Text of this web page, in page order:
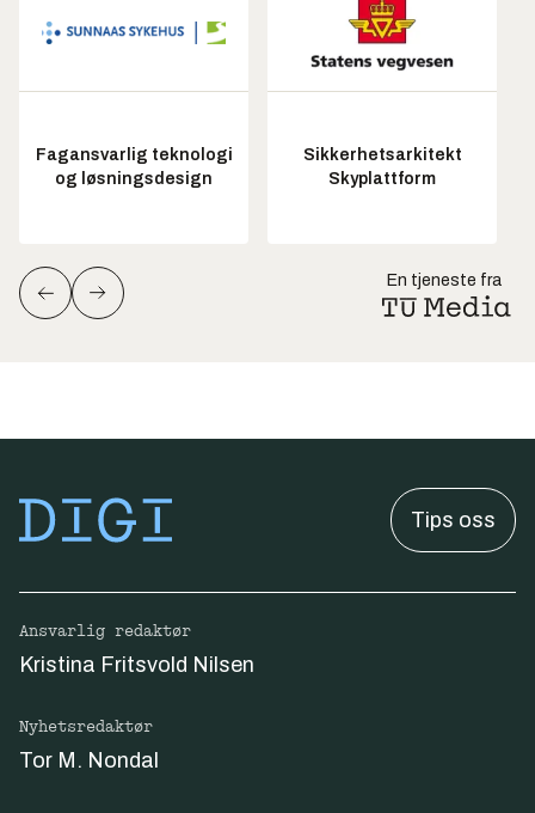
Fagansvarlig teknologi
og løsningsdesign
Sikkerhetsarkitekt
Skyplattform
En tjeneste fra
Tips oss
Ansvarlig redaktør
Kristina Fritsvold Nilsen
Nyhetsredaktør
Tor M. Nondal